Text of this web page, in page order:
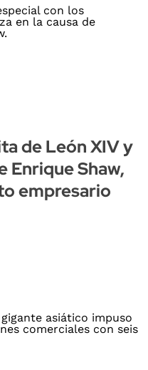
de León XIV y
Enrique Shaw,
empresario